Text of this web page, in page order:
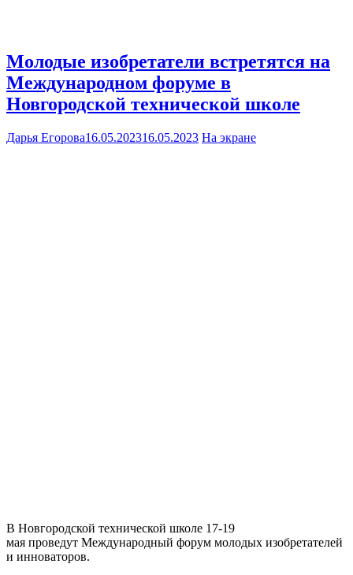
Молодые изобретатели встретятся на
Международном форуме в
Новгородской технической школе
Дарья Егорова16.05.202316.05.2023 На экране
В Новгородской технической школе 17-19
мая проведут Международный форум молодых изобретателей
и инноваторов.